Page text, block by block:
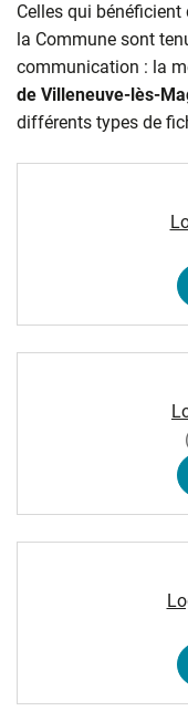
Celles qui
la Commune sont
communication : la
de Villeneuve-lès-
différents types de